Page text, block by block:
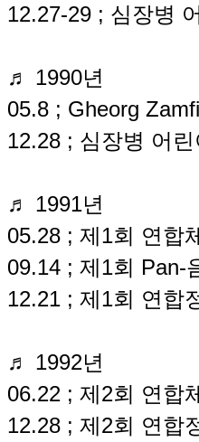
12.27-29 ; 심장병
♬ 1990년
05.8 ; Gheorg
12.28 ; 심장병 어
♬ 1991년
05.28 ; 제1회 연합
09.14 ; 제1회 Pan-
12.21 ; 제1회 연합
♬ 1992년
06.22 ; 제2회 연합
12.28 ; 제2회 연합